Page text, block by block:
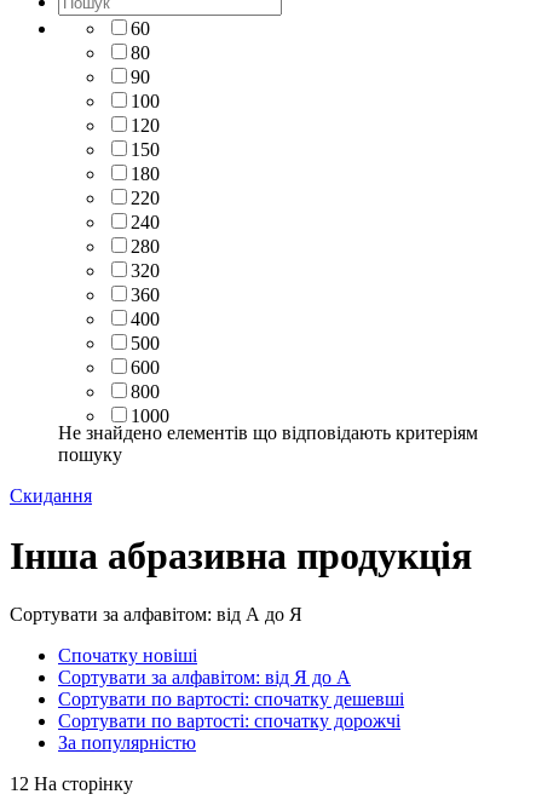
60
80
90
100
120
150
180
220
240
280
320
360
400
500
600
800
1000
Не знайдено елементів що відповідають критеріям
пошуку
Скидання
Інша абразивна продукція
Сортувати за алфавітом: від А до Я
Спочатку новіші
Сортувати за алфавітом: від Я до А
Сортувати по вартості: спочатку дешевші
Сортувати по вартості: спочатку дорожчі
За популярністю
12 На сторінку